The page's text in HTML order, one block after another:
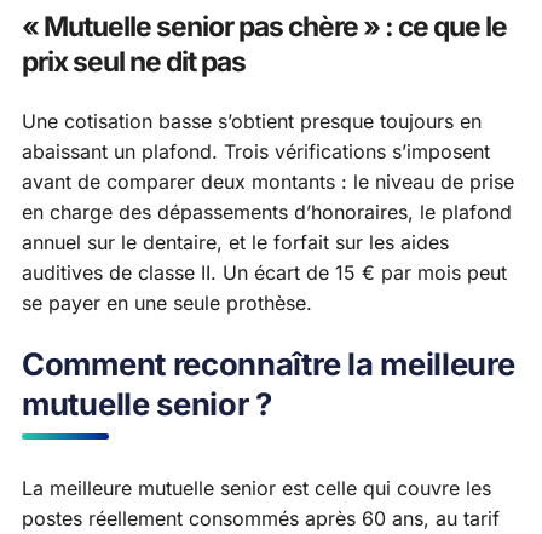
« Mutuelle senior pas chère » : ce que le
prix seul ne dit pas
Une cotisation basse s’obtient presque toujours en
abaissant un plafond. Trois vérifications s’imposent
avant de comparer deux montants : le niveau de prise
en charge des dépassements d’honoraires, le plafond
annuel sur le dentaire, et le forfait sur les aides
auditives de classe II. Un écart de 15 € par mois peut
se payer en une seule prothèse.
Comment reconnaître la meilleure
mutuelle senior ?
La meilleure mutuelle senior est celle qui couvre les
postes réellement consommés après 60 ans, au tarif